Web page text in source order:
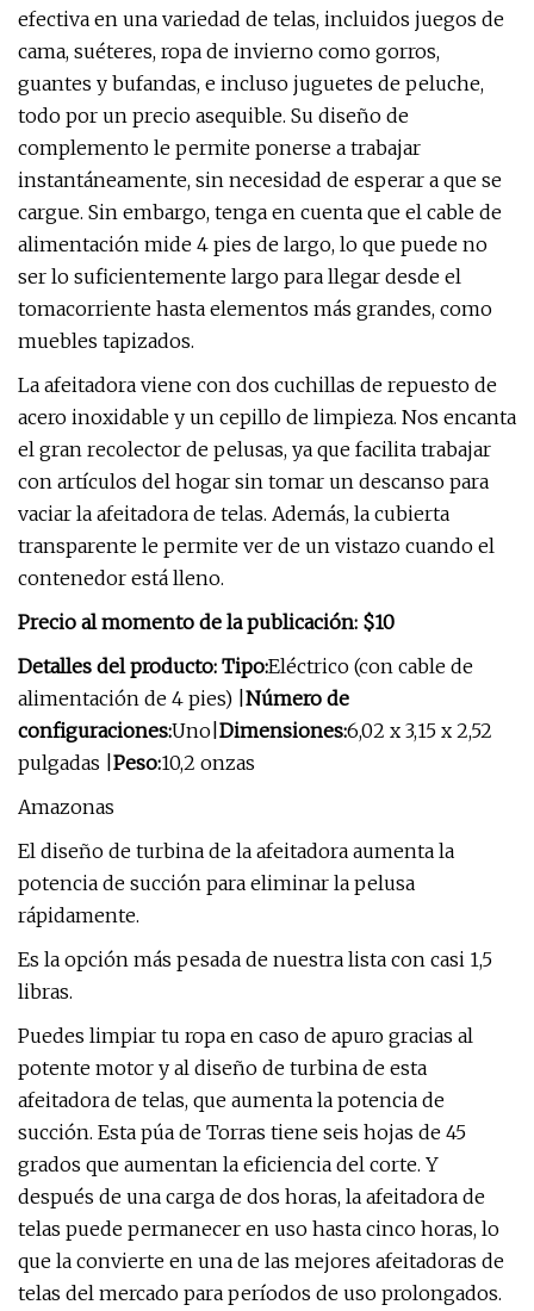
efectiva en una variedad de telas, incluidos juegos de
cama, suéteres, ropa de invierno como gorros,
guantes y bufandas, e incluso juguetes de peluche,
todo por un precio asequible. Su diseño de
complemento le permite ponerse a trabajar
instantáneamente, sin necesidad de esperar a que se
cargue. Sin embargo, tenga en cuenta que el cable de
alimentación mide 4 pies de largo, lo que puede no
ser lo suficientemente largo para llegar desde el
tomacorriente hasta elementos más grandes, como
muebles tapizados.
La afeitadora viene con dos cuchillas de repuesto de
acero inoxidable y un cepillo de limpieza. Nos encanta
el gran recolector de pelusas, ya que facilita trabajar
con artículos del hogar sin tomar un descanso para
vaciar la afeitadora de telas. Además, la cubierta
transparente le permite ver de un vistazo cuando el
contenedor está lleno.
Precio al momento de la publicación: $10
Detalles del producto: Tipo:Eléctrico (con cable de
alimentación de 4 pies) | Número de
configuraciones:Uno Dimensiones:6,02 x 3,15 x 2,52
pulgadas | Peso:10,2 onzas
Amazonas
El diseño de turbina de la afeitadora aumenta la
potencia de succión para eliminar la pelusa
rápidamente.
Es la opción más pesada de nuestra lista con casi 1,5
libras.
Puedes limpiar tu ropa en caso de apuro gracias al
potente motor y al diseño de turbina de esta
afeitadora de telas, que aumenta la potencia de
succión. Esta púa de Torras tiene seis hojas de 45
grados que aumentan la eficiencia del corte. Y
después de una carga de dos horas, la afeitadora de
telas puede permanecer en uso hasta cinco horas, lo
que la convierte en una de las mejores afeitadoras de
telas del mercado para períodos de uso prolongados.